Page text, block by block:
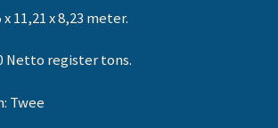
x 11,21 x 8,23 meter.
Netto register tons.
Twee